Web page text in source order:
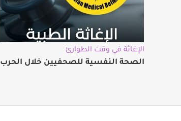
الإغاثة في وقت الطوارئ
الصحة النفسية للصحفيين خلال الحرب